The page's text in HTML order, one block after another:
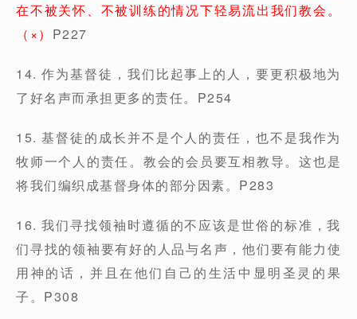
在不被关怀、不被训练的情况下轻易流出我们教会。
（×） P227
14. 作为基督徒，我们比起事上的人，要更积极地为
了好名声而承担更多的责任。P254
15. 基督徒的成长并不是个人的责任，也不是我作为
牧师一个人的责任。教会的会员要互相教导。这也是
将我们编织成基督身体的部分因素。P283
16. 我们寻找领袖时遵循的不应该是世俗的标准，我
们寻找的领袖要有好的人品与名声，他们要有能力使
用神的话，并且在他们自己的生活中显明圣灵的果
子。P308